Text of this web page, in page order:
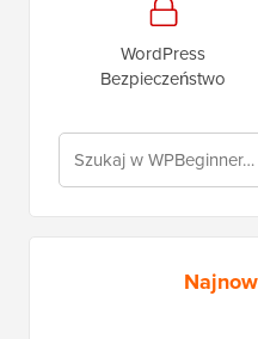
WordPress
Bezpieczeństwo